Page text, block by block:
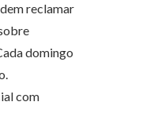
reclamar
domingo
com